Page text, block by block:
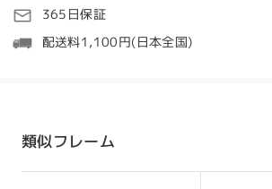
処理時間
5-7営業日
詳細
配送時間
365日保証
配送料1,100円(日本全国)
類似フレーム